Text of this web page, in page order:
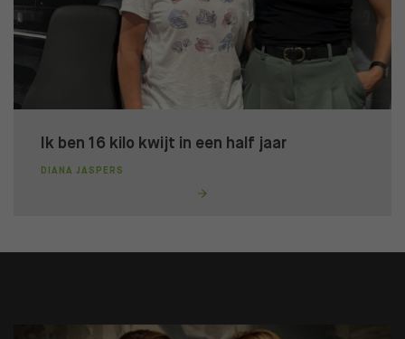
Ik ben 16 kilo kwijt in een half jaar
DIANA JASPERS